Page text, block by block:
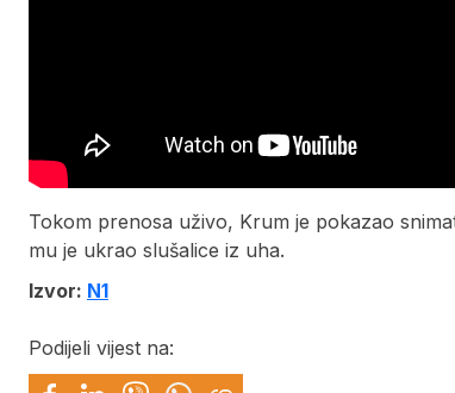
Tokom prenosa uživo, Krum je pokazao
mu je ukrao slušalice iz uha.
Izvor: N1
Podijeli vijest na: